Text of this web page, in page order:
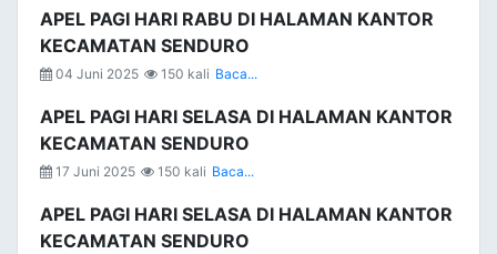
APEL PAGI HARI RABU DI HALAMAN KANTOR
KECAMATAN SENDURO
04 Juni 2025 150 kali Baca...
APEL PAGI HARI SELASA DI HALAMAN KANTOR
KECAMATAN SENDURO
17 Juni 2025 150 kali Baca...
APEL PAGI HARI SELASA DI HALAMAN KANTOR
KECAMATAN SENDURO